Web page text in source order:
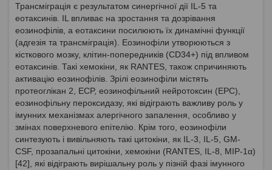
Трансміграція є результатом синергічної дії IL-5 та
еотаксинів. IL впливає на зростання та дозрівання
еозинофілів, а еотаксини посилюють їх динамічні функції
(адгезія та трансміграція). Еозинофіли утворюються з
кісткового мозку, клітин-попередників (CD34+) під впливом
еотаксинів. Такі хемокіни, як RANTES, також спричиняють
активацію еозинофілів. Зрілі еозинофіли містять
протеоглікан 2, ECP, еозинофільний нейротоксин (ЕРС),
еозинофільну пероксидазу, які відіграють важливу роль у
імунних механізмах алергічного запалення, особливо у
змінах поверхневого епітелію. Крім того, еозинофіли
синтезують і вивільняють такі цитокіни, як IL-3, IL-5, GM-
CSF, прозапальні цитокіни, хемокіни (RANTES, IL-8, MIP-1α)
[42], які відіграють вирішальну роль у пізній фазі імунного